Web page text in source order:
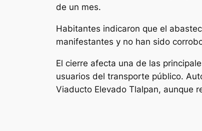
de un mes.
Habitantes indicaron que el
manifestantes y no han sido
El cierre afecta una de las
usuarios del transporte público.
Viaducto Elevado Tlalpan, aunque